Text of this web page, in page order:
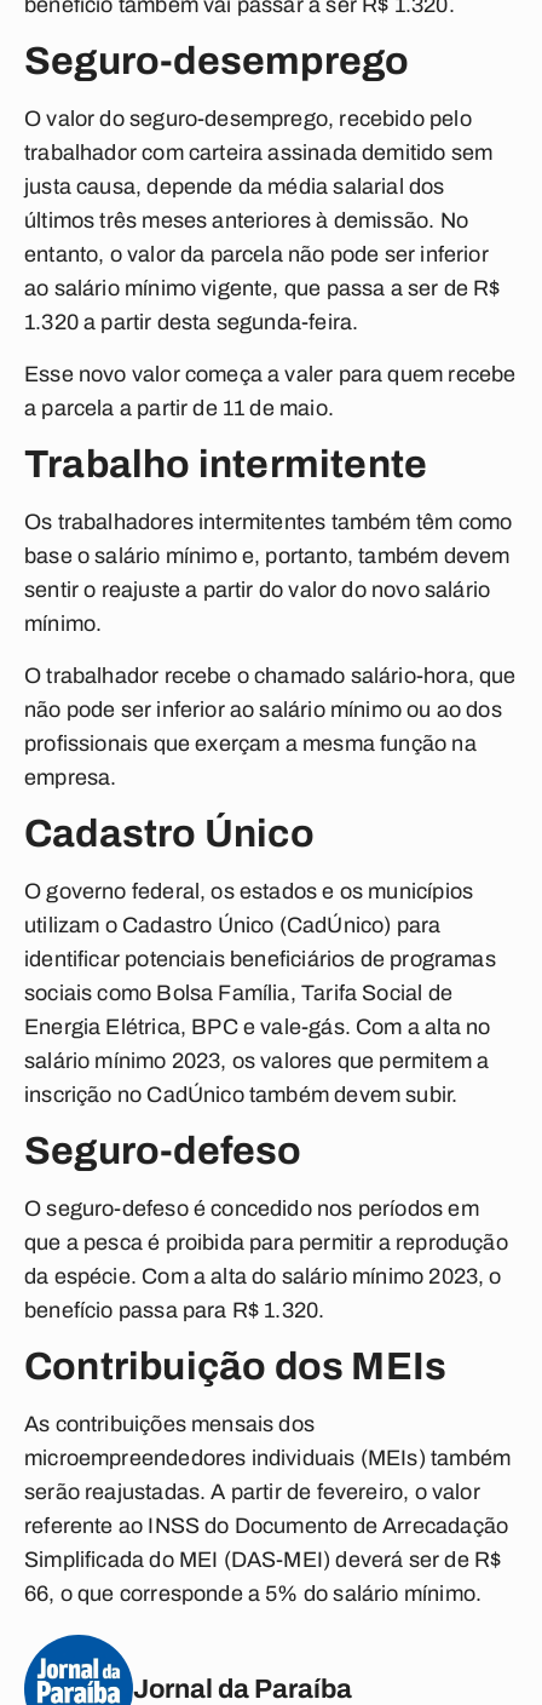
benefício também vai passar a ser R$ 1.320.
Seguro-desemprego
O valor do seguro-desemprego, recebido pelo
trabalhador com carteira assinada demitido sem
justa causa, depende da média salarial dos
últimos três meses anteriores à demissão. No
entanto, o valor da parcela não pode ser inferior
ao salário mínimo vigente, que passa a ser de R$
1.320 a partir desta segunda-feira.
Esse novo valor começa a valer para quem recebe
a parcela a partir de 11 de maio.
Trabalho intermitente
Os trabalhadores intermitentes também têm como
base o salário mínimo e, portanto, também devem
sentir o reajuste a partir do valor do novo salário
mínimo.
O trabalhador recebe o chamado salário-hora, que
não pode ser inferior ao salário mínimo ou ao dos
profissionais que exerçam a mesma função na
empresa.
Cadastro Único
O governo federal, os estados e os municípios
utilizam o Cadastro Único (CadÚnico) para
identificar potenciais beneficiários de programas
sociais como Bolsa Família, Tarifa Social de
Energia Elétrica, BPC e vale-gás. Com a alta no
salário mínimo 2023, os valores que permitem a
inscrição no CadÚnico também devem subir.
Seguro-defeso
O seguro-defeso é concedido nos períodos em
que a pesca é proibida para permitir a reprodução
da espécie. Com a alta do salário mínimo 2023, o
benefício passa para R$ 1.320.
Contribuição dos MEIs
As contribuições mensais dos
microempreendedores individuais (MEIs) também
serão reajustadas. A partir de fevereiro, o valor
referente ao INSS do Documento de Arrecadação
Simplificada do MEI (DAS-MEI) deverá ser de R$
66, o que corresponde a 5% do salário mínimo.
Jornal da Paraíba